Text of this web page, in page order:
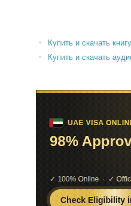
Купить и скачать
Купить и скачать